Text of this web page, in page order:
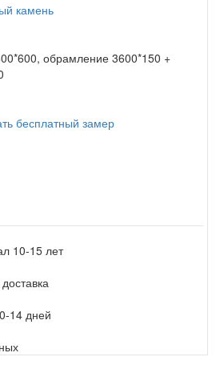
камень
обрамление 3600*150 +
бесплатный замер
10-15 лет
14 дней